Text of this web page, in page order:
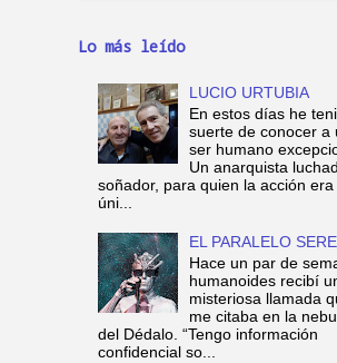
Lo más leído
LUCIO URTUBIA
En estos días he
suerte de conocer a
ser humano
Un anarquista
soñador, para quien la acción era
úni...
EL PARALELO
Hace un par de
humanoides recibí
misteriosa llamada
me citaba en la
del Dédalo. “Tengo información
confidencial so...